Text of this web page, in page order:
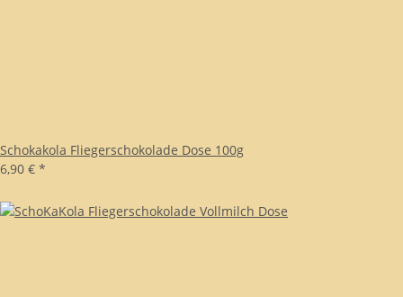
Schokakola Fliegerschokolade Dose 100g
6,90 € *